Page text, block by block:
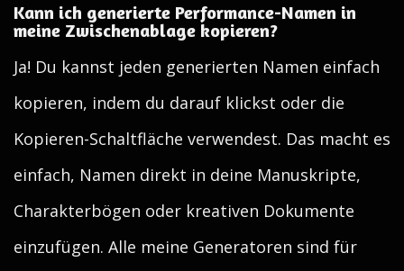
Kann ich generierte Performance-Namen in
meine Zwischenablage kopieren?
Ja! Du kannst jeden generierten Namen einfach
kopieren, indem du darauf klickst oder die
Kopieren-Schaltfläche verwendest. Das macht es
einfach, Namen direkt in deine Manuskripte,
Charakterbögen oder kreativen Dokumente
einzufügen. Alle meine Generatoren sind für